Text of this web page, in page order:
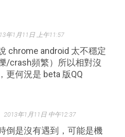
年1月11日 上午11:57
chrome android 太不穩定
/crash頻繁）所以相對沒
更何況是 beta 版QQ
2013年1月11日 中午12:37
倒是沒有遇到，可能是機